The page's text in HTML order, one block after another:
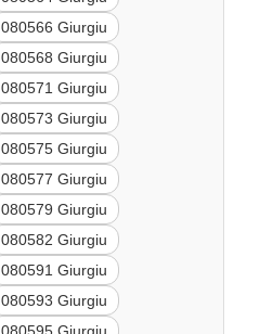
080566 Giurgiu
080568 Giurgiu
080571 Giurgiu
080573 Giurgiu
080575 Giurgiu
080577 Giurgiu
080579 Giurgiu
080582 Giurgiu
080591 Giurgiu
080593 Giurgiu